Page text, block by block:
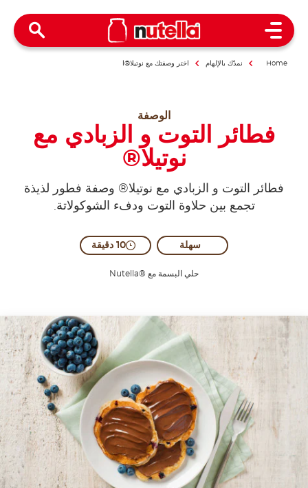
Open Menu
Home نمدّك بالإلهام اختر وصفتك مع نوتيلا®ا
الوصفة
فطائر التوت و الزبادي مع
نوتيلا®
فطائر التوت و الزبادي مع نوتيلا® وصفة فطور لذيذة
تجمع بين حلاوة التوت ودفء الشوكولاتة.
سهلة 10 دقيقة
حلي البسمة مع ®Nutella